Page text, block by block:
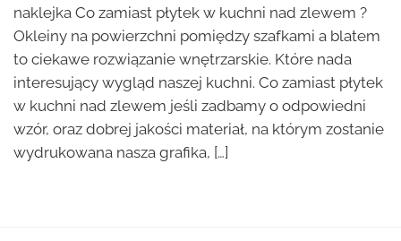
naklejka Co zamiast płytek w kuchni nad zlewem ?
Okleiny na powierzchni pomiędzy szafkami a blatem
to ciekawe rozwiązanie wnętrzarskie. Które nada
interesujący wygląd naszej kuchni. Co zamiast płytek
w kuchni nad zlewem jeśli zadbamy o odpowiedni
wzór, oraz dobrej jakości materiał, na którym zostanie
wydrukowana nasza grafika, […]